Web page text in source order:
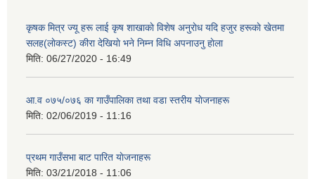
कृषक मित्र ज्यू हरू लाई कृष शाखाकाे विशेष अनुराेध यदि हजुर हरूकाे खेतमा
सलह(लाेकस्ट) कीरा देखियाे भने निम्न विधि अपनाउनु हाेला
मिति: 06/27/2020 - 16:49
आ‍.व ०७५/०७६ का गाउँपालिका तथा वडा स्तरीय याेजनाहरू
मिति: 02/06/2019 - 11:16
प्रथम गाउँसभा बाट पारित याेजनाहरू
मिति: 03/21/2018 - 11:06